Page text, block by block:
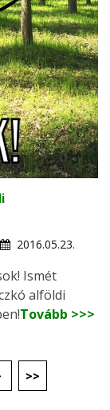
2016.05.23.
Ismét
alföldi
Tovább >>>
>>